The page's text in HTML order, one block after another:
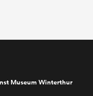
Museum Winterthur